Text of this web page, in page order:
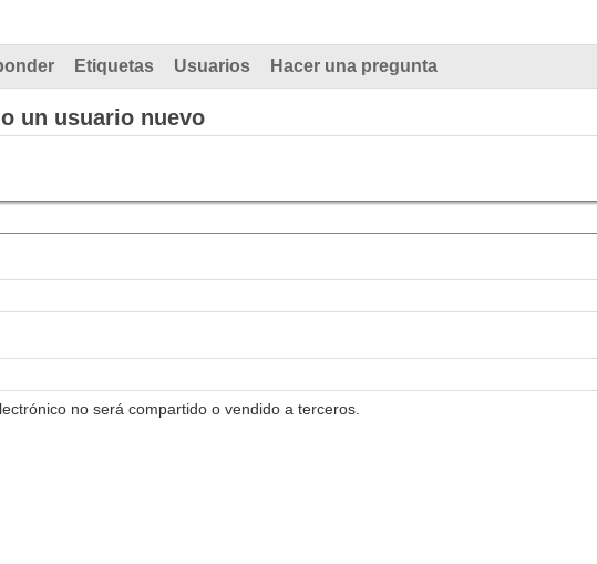
Etiquetas Usuarios Hacer una pregunta
un usuario nuevo
no será compartido o vendido a terceros.